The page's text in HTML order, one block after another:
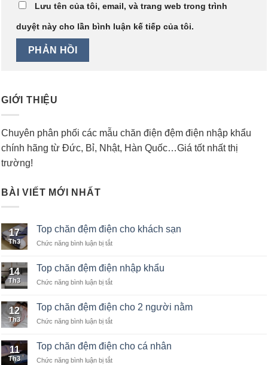
Lưu tên của tôi, email, và trang web trong trình
duyệt này cho lần bình luận kế tiếp của tôi.
GIỚI THIỆU
Chuyên phân phối các mẫu chăn điện đệm điện nhập khẩu
chính hãng từ Đức, Bỉ, Nhật, Hàn Quốc…Giá tốt nhất thị
trường!
BÀI VIẾT MỚI NHẤT
17
Th3
Top chăn đệm điện cho khách sạn
Chức năng bình luận bị tắt
chăn
khách
14
Th3
Top chăn đệm điện nhập khẩu
Chức năng bình luận bị tắt
chăn
khẩu
12
Th3
Top chăn đệm điện cho 2 người nằm
Chức năng bình luận bị tắt
chăn
11
Th3
Top chăn đệm điện cho cá nhân
Chức năng bình luận bị tắt